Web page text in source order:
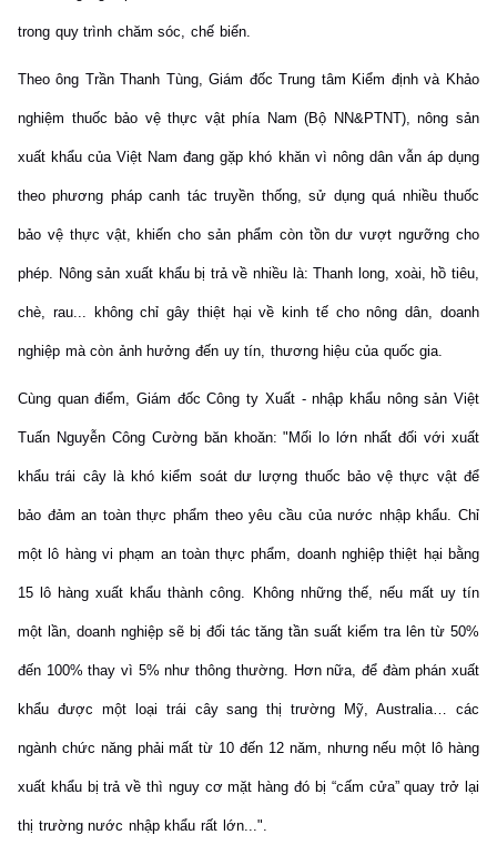
trong quy trình chăm sóc, chế biến.
Theo ông Trần Thanh Tùng, Giám đốc Trung tâm Kiểm định và Khảo
nghiệm thuốc bảo vệ thực vật phía Nam (Bộ NN&PTNT), nông sản
xuất khẩu của Việt Nam đang gặp khó khăn vì nông dân vẫn áp dụng
theo phương pháp canh tác truyền thống, sử dụng quá nhiều thuốc
bảo vệ thực vật, khiến cho sản phẩm còn tồn dư vượt ngưỡng cho
phép. Nông sản xuất khẩu bị trả về nhiều là: Thanh long, xoài, hồ tiêu,
chè, rau... không chỉ gây thiệt hại về kinh tế cho nông dân, doanh
nghiệp mà còn ảnh hưởng đến uy tín, thương hiệu của quốc gia.
Cùng quan điểm, Giám đốc Công ty Xuất - nhập khẩu nông sản Việt
Tuấn Nguyễn Công Cường băn khoăn: "Mối lo lớn nhất đối với xuất
khẩu trái cây là khó kiểm soát dư lượng thuốc bảo vệ thực vật để
bảo đảm an toàn thực phẩm theo yêu cầu của nước nhập khẩu. Chỉ
một lô hàng vi phạm an toàn thực phẩm, doanh nghiệp thiệt hại bằng
15 lô hàng xuất khẩu thành công. Không những thế, nếu mất uy tín
một lần, doanh nghiệp sẽ bị đối tác tăng tần suất kiểm tra lên từ 50%
đến 100% thay vì 5% như thông thường. Hơn nữa, để đàm phán xuất
khẩu được một loại trái cây sang thị trường Mỹ, Australia… các
ngành chức năng phải mất từ 10 đến 12 năm, nhưng nếu một lô hàng
xuất khẩu bị trả về thì nguy cơ mặt hàng đó bị “cấm cửa” quay trở lại
thị trường nước nhập khẩu rất lớn...".